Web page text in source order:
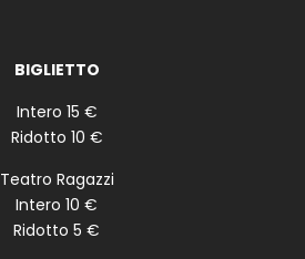
BIGLIETTO
Intero 15 €
Ridotto 10 €
Teatro Ragazzi
Intero 10 €
Ridotto 5 €